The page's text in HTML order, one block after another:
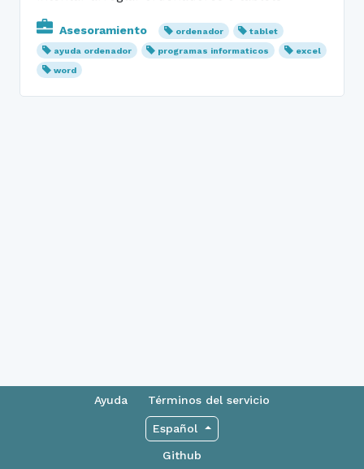
Asesoramiento ordenador
tablet
ayuda ordenador
programas informaticos
excel
word
Ayuda Términos del servicio
Español
Github